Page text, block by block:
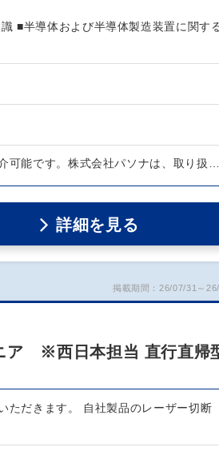
■半導体および半導体製造装置に関す
可能です。株式会社パソナは、取り扱
詳細を見る
掲載期間：26/07/31～
ア ※西日本担当 直行直帰
ただきます。 自社製品のレーザー切断